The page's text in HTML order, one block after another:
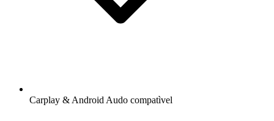
Carplay & Android Audo compatìvel